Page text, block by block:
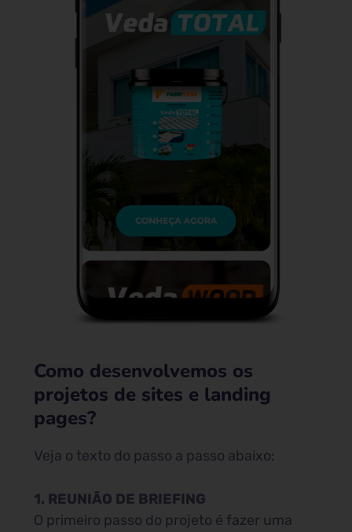
Como desenvolvemos os
projetos de sites e landing
pages?
Veja o texto do passo a passo abaixo:
1. REUNIÃO DE BRIEFING
O primeiro passo do projeto é fazer uma